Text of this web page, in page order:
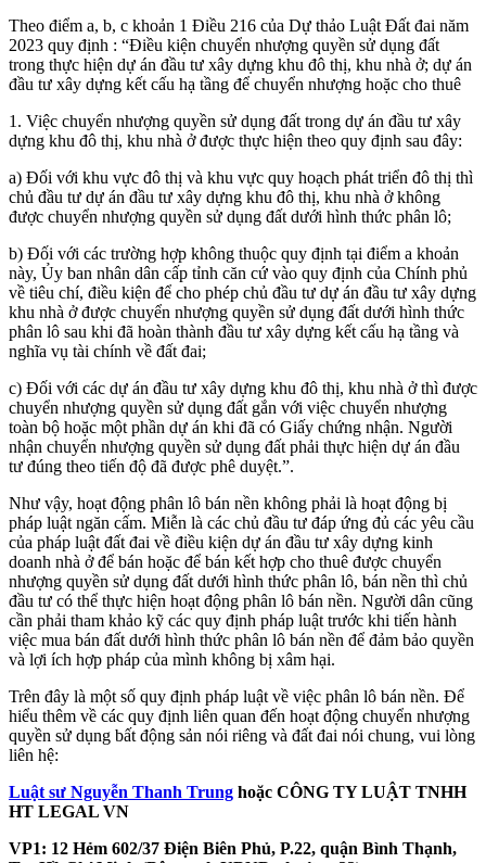
Theo điểm a, b, c khoản 1 Điều 216 của Dự thảo Luật Đất đai năm
2023 quy định : “Điều kiện chuyển nhượng quyền sử dụng đất
trong thực hiện dự án đầu tư xây dựng khu đô thị, khu nhà ở; dự án
đầu tư xây dựng kết cấu hạ tầng để chuyển nhượng hoặc cho thuê
1. Việc chuyển nhượng quyền sử dụng đất trong dự án đầu tư xây
dựng khu đô thị, khu nhà ở được thực hiện theo quy định sau đây:
a) Đối với khu vực đô thị và khu vực quy hoạch phát triển đô thị thì
chủ đầu tư dự án đầu tư xây dựng khu đô thị, khu nhà ở không
được chuyển nhượng quyền sử dụng đất dưới hình thức phân lô;
b) Đối với các trường hợp không thuộc quy định tại điểm a khoản
này, Ủy ban nhân dân cấp tỉnh căn cứ vào quy định của Chính phủ
về tiêu chí, điều kiện để cho phép chủ đầu tư dự án đầu tư xây dựng
khu nhà ở được chuyển nhượng quyền sử dụng đất dưới hình thức
phân lô sau khi đã hoàn thành đầu tư xây dựng kết cấu hạ tầng và
nghĩa vụ tài chính về đất đai;
c) Đối với các dự án đầu tư xây dựng khu đô thị, khu nhà ở thì được
chuyển nhượng quyền sử dụng đất gắn với việc chuyển nhượng
toàn bộ hoặc một phần dự án khi đã có Giấy chứng nhận. Người
nhận chuyển nhượng quyền sử dụng đất phải thực hiện dự án đầu
tư đúng theo tiến độ đã được phê duyệt.”.
Như vậy, hoạt động phân lô bán nền không phải là hoạt động bị
pháp luật ngăn cấm. Miễn là các chủ đầu tư đáp ứng đủ các yêu cầu
của pháp luật đất đai về điều kiện dự án đầu tư xây dựng kinh
doanh nhà ở để bán hoặc để bán kết hợp cho thuê được chuyển
nhượng quyền sử dụng đất dưới hình thức phân lô, bán nền thì chủ
đầu tư có thể thực hiện hoạt động phân lô bán nền. Người dân cũng
cần phải tham khảo kỹ các quy định pháp luật trước khi tiến hành
việc mua bán đất dưới hình thức phân lô bán nền để đảm bảo quyền
và lợi ích hợp pháp của mình không bị xâm hại.
Trên đây là một số quy định pháp luật về việc phân lô bán nền. Để
hiểu thêm về các quy định liên quan đến hoạt động chuyển nhượng
quyền sử dụng bất động sản nói riêng và đất đai nói chung, vui lòng
liên hệ:
Luật sư Nguyễn Thanh Trung hoặc CÔNG TY LUẬT TNHH
HT LEGAL VN
VP1: 12 Hẻm 602/37 Điện Biên Phủ, P.22, quận Bình Thạnh,